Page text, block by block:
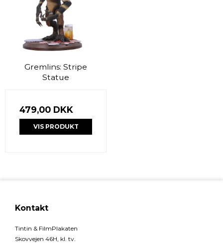
Gremlins: Stripe
Statue
479,00 DKK
VIS PRODUKT
Kontakt
Tintin & FilmPlakaten
Skovvejen 46H, kl. tv.